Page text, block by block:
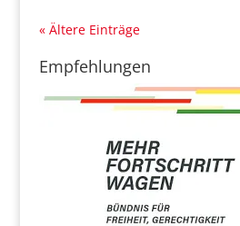
« Ältere Einträge
Empfehlungen